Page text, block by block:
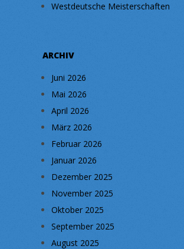
Westdeutsche Meisterschaften
ARCHIV
Juni 2026
Mai 2026
April 2026
März 2026
Februar 2026
Januar 2026
Dezember 2025
November 2025
Oktober 2025
September 2025
August 2025